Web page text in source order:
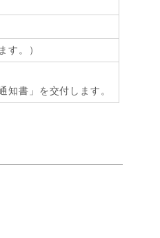
す。）
書」を交付します。